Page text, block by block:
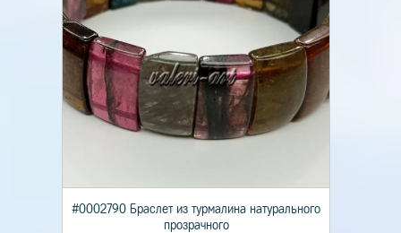
#0002790 Браслет из турмалина натурального
прозрачного